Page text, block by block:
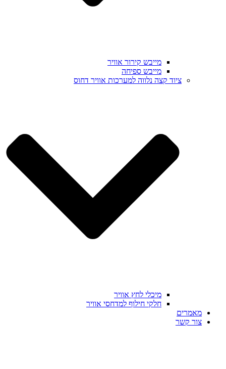
מייבש קירור אוויר
מייבש ספיחה
ציוד קצה נלווה למערכות אוויר דחוס
מיכלי לחץ אוויר
חלקי חילוף למדחסי אוויר
מאמרים
צור קשר